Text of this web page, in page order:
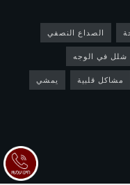
الصداع النصفي
شلل في الوجه
مشاكل قلبية يمشي